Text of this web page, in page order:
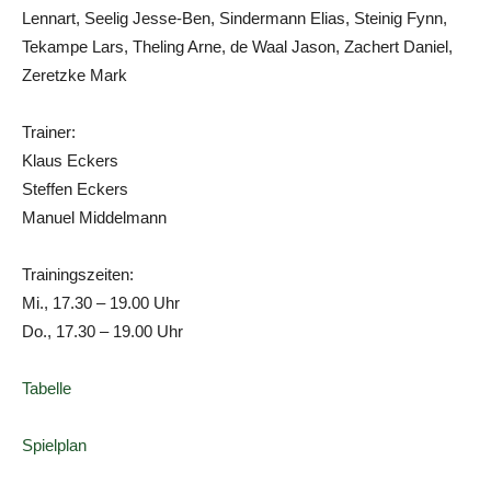
Lennart, Seelig Jesse-Ben, Sindermann Elias, Steinig Fynn,
Tekampe Lars, Theling Arne, de Waal Jason, Zachert Daniel,
Zeretzke Mark
Trainer:
Klaus Eckers
Steffen Eckers
Manuel Middelmann
Trainingszeiten:
Mi., 17.30 – 19.00 Uhr
Do., 17.30 – 19.00 Uhr
Tabelle
Spielplan